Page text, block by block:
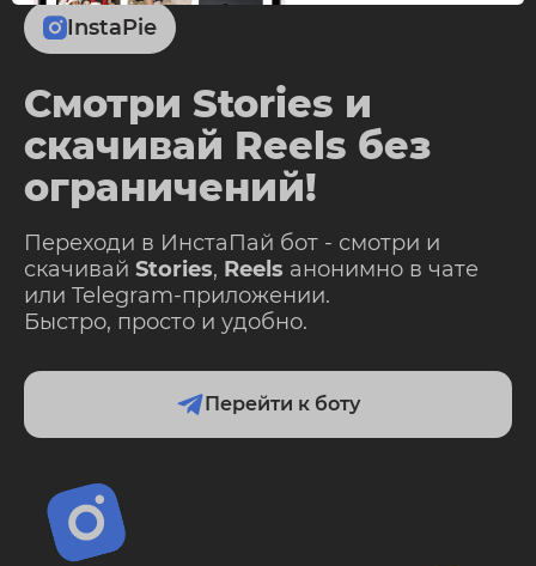
InstaPie
Смотри Stories и
скачивай Reels без
ограничений!
Переходи в ИнстаПай бот - смотри и
скачивай Stories, Reels анонимно в чате
или Telegram-приложении.
Быстро, просто и удобно.
Перейти к боту